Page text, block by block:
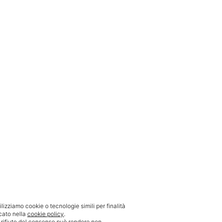
cookie o tecnologie simili per finalità
nella cookie policy.